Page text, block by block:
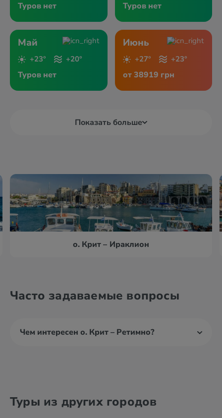
Туров нет Туров нет
Май
+23° +20°
Туров нет
Июнь
+27° +23°
от 38919 грн
Показать больше
о. Крит – Ираклион
Часто задаваемые вопросы
Чем интересен о. Крит – Ретимно?
Туры из других городов